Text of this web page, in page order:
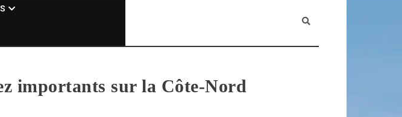
importants sur la Côte-Nord